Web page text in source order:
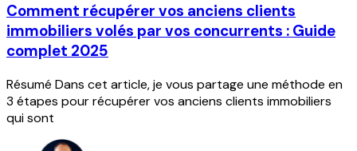
Comment récupérer vos anciens clients
immobiliers volés par vos concurrents : Guide
complet 2025
Résumé Dans cet article, je vous partage une méthode en
3 étapes pour récupérer vos anciens clients immobiliers
qui sont